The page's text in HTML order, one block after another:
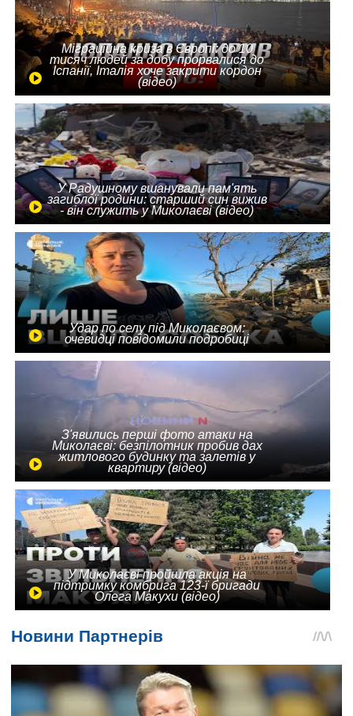
Міграційна криза в Європі: до 10
тисяч людей за добу прорвалися до
Іспанії, Італія хоче закрити кордон
(відео)
У Радушному вшанували пам'ять
загиблої родини: старший син вижив
- він служить у Миколаєві (відео)
Удар по селу під Миколаєвом:
очевидці повідомили подробиці
З'явились перші фото атаки на
Миколаєві: безпілотник пробив дах
житлового будинку та залетів у
квартиру (відео)
У Миколаєві пройшла акція на
підтримку комбрига 123-ї бригади
Олега Макухи (відео)